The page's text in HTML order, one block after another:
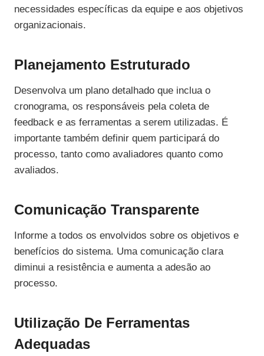
necessidades específicas da equipe e aos objetivos
organizacionais.
Planejamento Estruturado
Desenvolva um plano detalhado que inclua o
cronograma, os responsáveis pela coleta de
feedback e as ferramentas a serem utilizadas. É
importante também definir quem participará do
processo, tanto como avaliadores quanto como
avaliados.
Comunicação Transparente
Informe a todos os envolvidos sobre os objetivos e
benefícios do sistema. Uma comunicação clara
diminui a resistência e aumenta a adesão ao
processo.
Utilização De Ferramentas
Adequadas